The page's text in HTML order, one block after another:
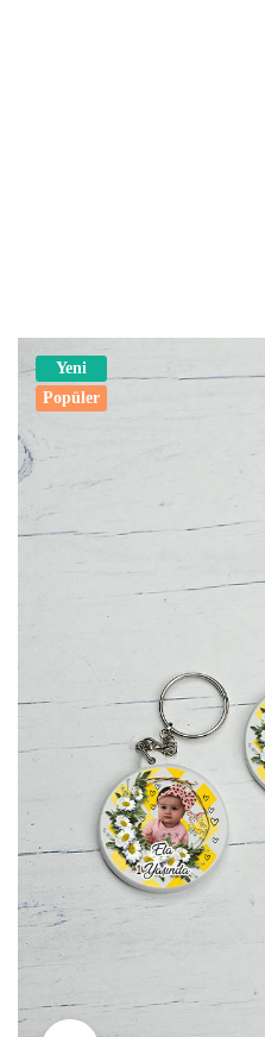
Yeni
Popüler